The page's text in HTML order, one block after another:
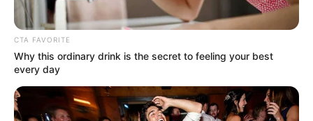
@latorrejuanpa
7 DE AGOSTO
Prohibido trastearse el
viernes en Bogotá: alistan
restricciones a camiones
CTA FAVORITE
Why this ordinary drink is the secret to feeling your best
every day